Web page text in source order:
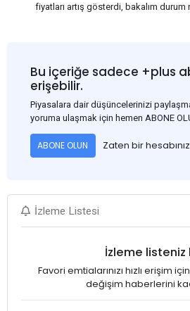
fiyatları artış gösterdi, bakalım durum
Bu içeriğe sadece +plus
erişebilir.
Piyasalara dair düşüncelerinizi
yoruma ulaşmak için hemen ABONE
ABONE OLUN Zaten bir
İzleme Listesi
İzleme listeniz
Favori emtialarınızı hızlı erişim
değişim haberlerini